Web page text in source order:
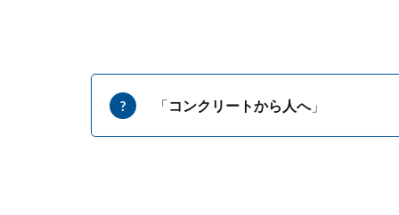
「コンクリートから人へ」